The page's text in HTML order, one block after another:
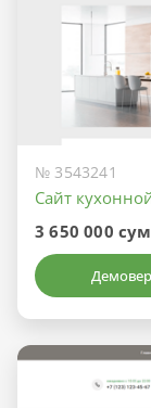
№ 3543241
Сайт
3 650 000 сум